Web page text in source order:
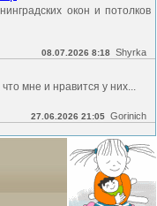
окон и потолков
08.07.2026 8:18 Shyrka
мне и нравится у них...
27.06.2026 21:05 Gorinich